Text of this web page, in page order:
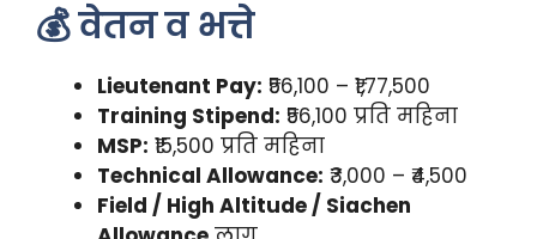
💰 वेतन व भत्ते
Lieutenant Pay: ₹56,100 – ₹1,77,500
Training Stipend: ₹56,100 प्रति महिना
MSP: ₹15,500 प्रति महिना
Technical Allowance: ₹3,000 – ₹4,500
Field / High Altitude / Siachen